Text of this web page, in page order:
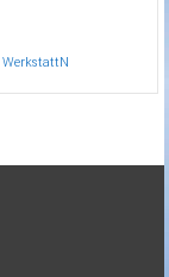
WerkstattN